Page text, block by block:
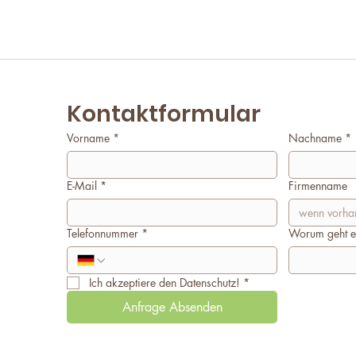
Kontaktformular
Vorname * Nachname *
E-Mail * Firmenname
Telefonnummer * Worum geht
Ich akzeptiere den Datenschutz! *
Anfrage Absenden